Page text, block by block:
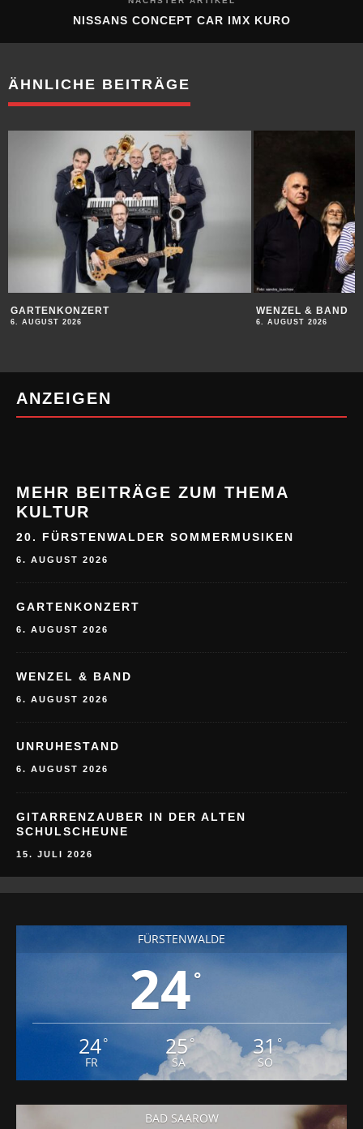
NISSANS CONCEPT CAR IMX KURO
ÄHNLICHE BEITRÄGE
GARTENKONZERT
6. AUGUST 2026
WENZEL & BAND
6. AUGUST 2026
ANZEIGEN
MEHR BEITRÄGE ZUM THEMA
KULTUR
20. FÜRSTENWALDER SOMMERMUSIKEN
6. AUGUST 2026
GARTENKONZERT
6. AUGUST 2026
WENZEL & BAND
6. AUGUST 2026
UNRUHESTAND
6. AUGUST 2026
GITARRENZAUBER IN DER ALTEN
SCHULSCHEUNE
15. JULI 2026
FÜRSTENWALDE
24°
24°
FR
25°
SA
31°
SO
BAD SAAROW